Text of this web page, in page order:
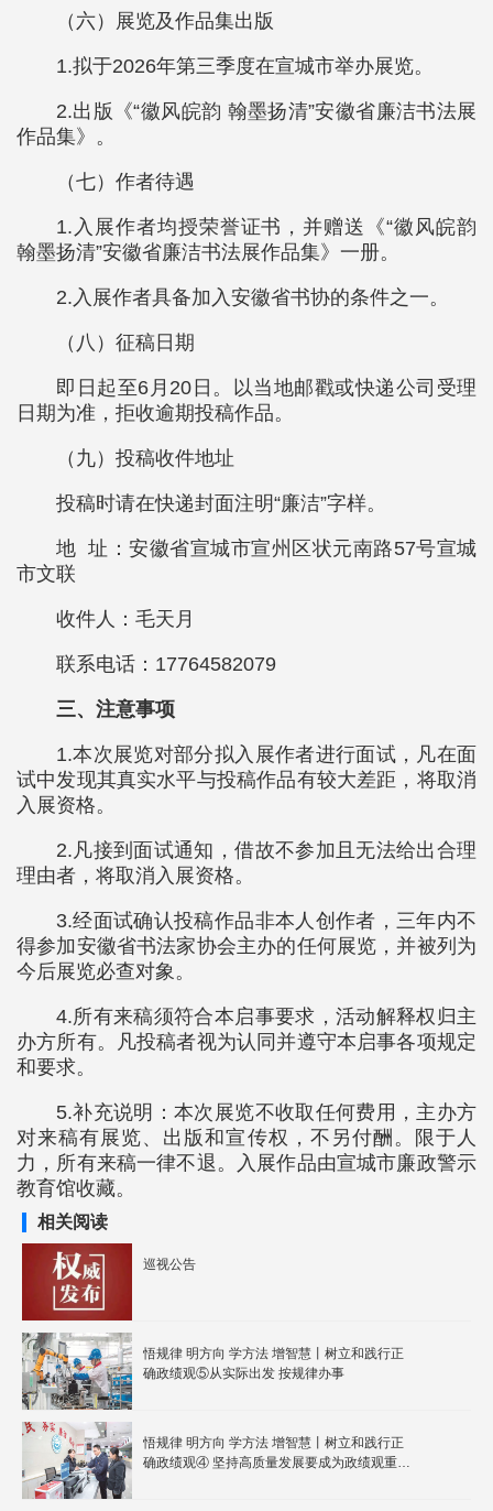
（六）展览及作品集出版
1.拟于2026年第三季度在宣城市举办展览。
2.出版《“徽风皖韵 翰墨扬清”安徽省廉洁书法展
作品集》。
（七）作者待遇
1.入展作者均授荣誉证书，并赠送《“徽风皖韵
翰墨扬清”安徽省廉洁书法展作品集》一册。
2.入展作者具备加入安徽省书协的条件之一。
（八）征稿日期
即日起至6月20日。以当地邮戳或快递公司受理
日期为准，拒收逾期投稿作品。
（九）投稿收件地址
投稿时请在快递封面注明“廉洁”字样。
地 址：安徽省宣城市宣州区状元南路57号宣城
市文联
收件人：毛天月
联系电话：17764582079
三、注意事项
1.本次展览对部分拟入展作者进行面试，凡在面
试中发现其真实水平与投稿作品有较大差距，将取消
入展资格。
2.凡接到面试通知，借故不参加且无法给出合理
理由者，将取消入展资格。
3.经面试确认投稿作品非本人创作者，三年内不
得参加安徽省书法家协会主办的任何展览，并被列为
今后展览必查对象。
4.所有来稿须符合本启事要求，活动解释权归主
办方所有。凡投稿者视为认同并遵守本启事各项规定
和要求。
5.补充说明：本次展览不收取任何费用，主办方
对来稿有展览、出版和宣传权，不另付酬。限于人
力，所有来稿一律不退。入展作品由宣城市廉政警示
教育馆收藏。
相关阅读
巡视公告
悟规律 明方向 学方法 增智慧丨树立和践行正
确政绩观⑤从实际出发 按规律办事
悟规律 明方向 学方法 增智慧丨树立和践行正
确政绩观④ 坚持高质量发展要成为政绩观重要